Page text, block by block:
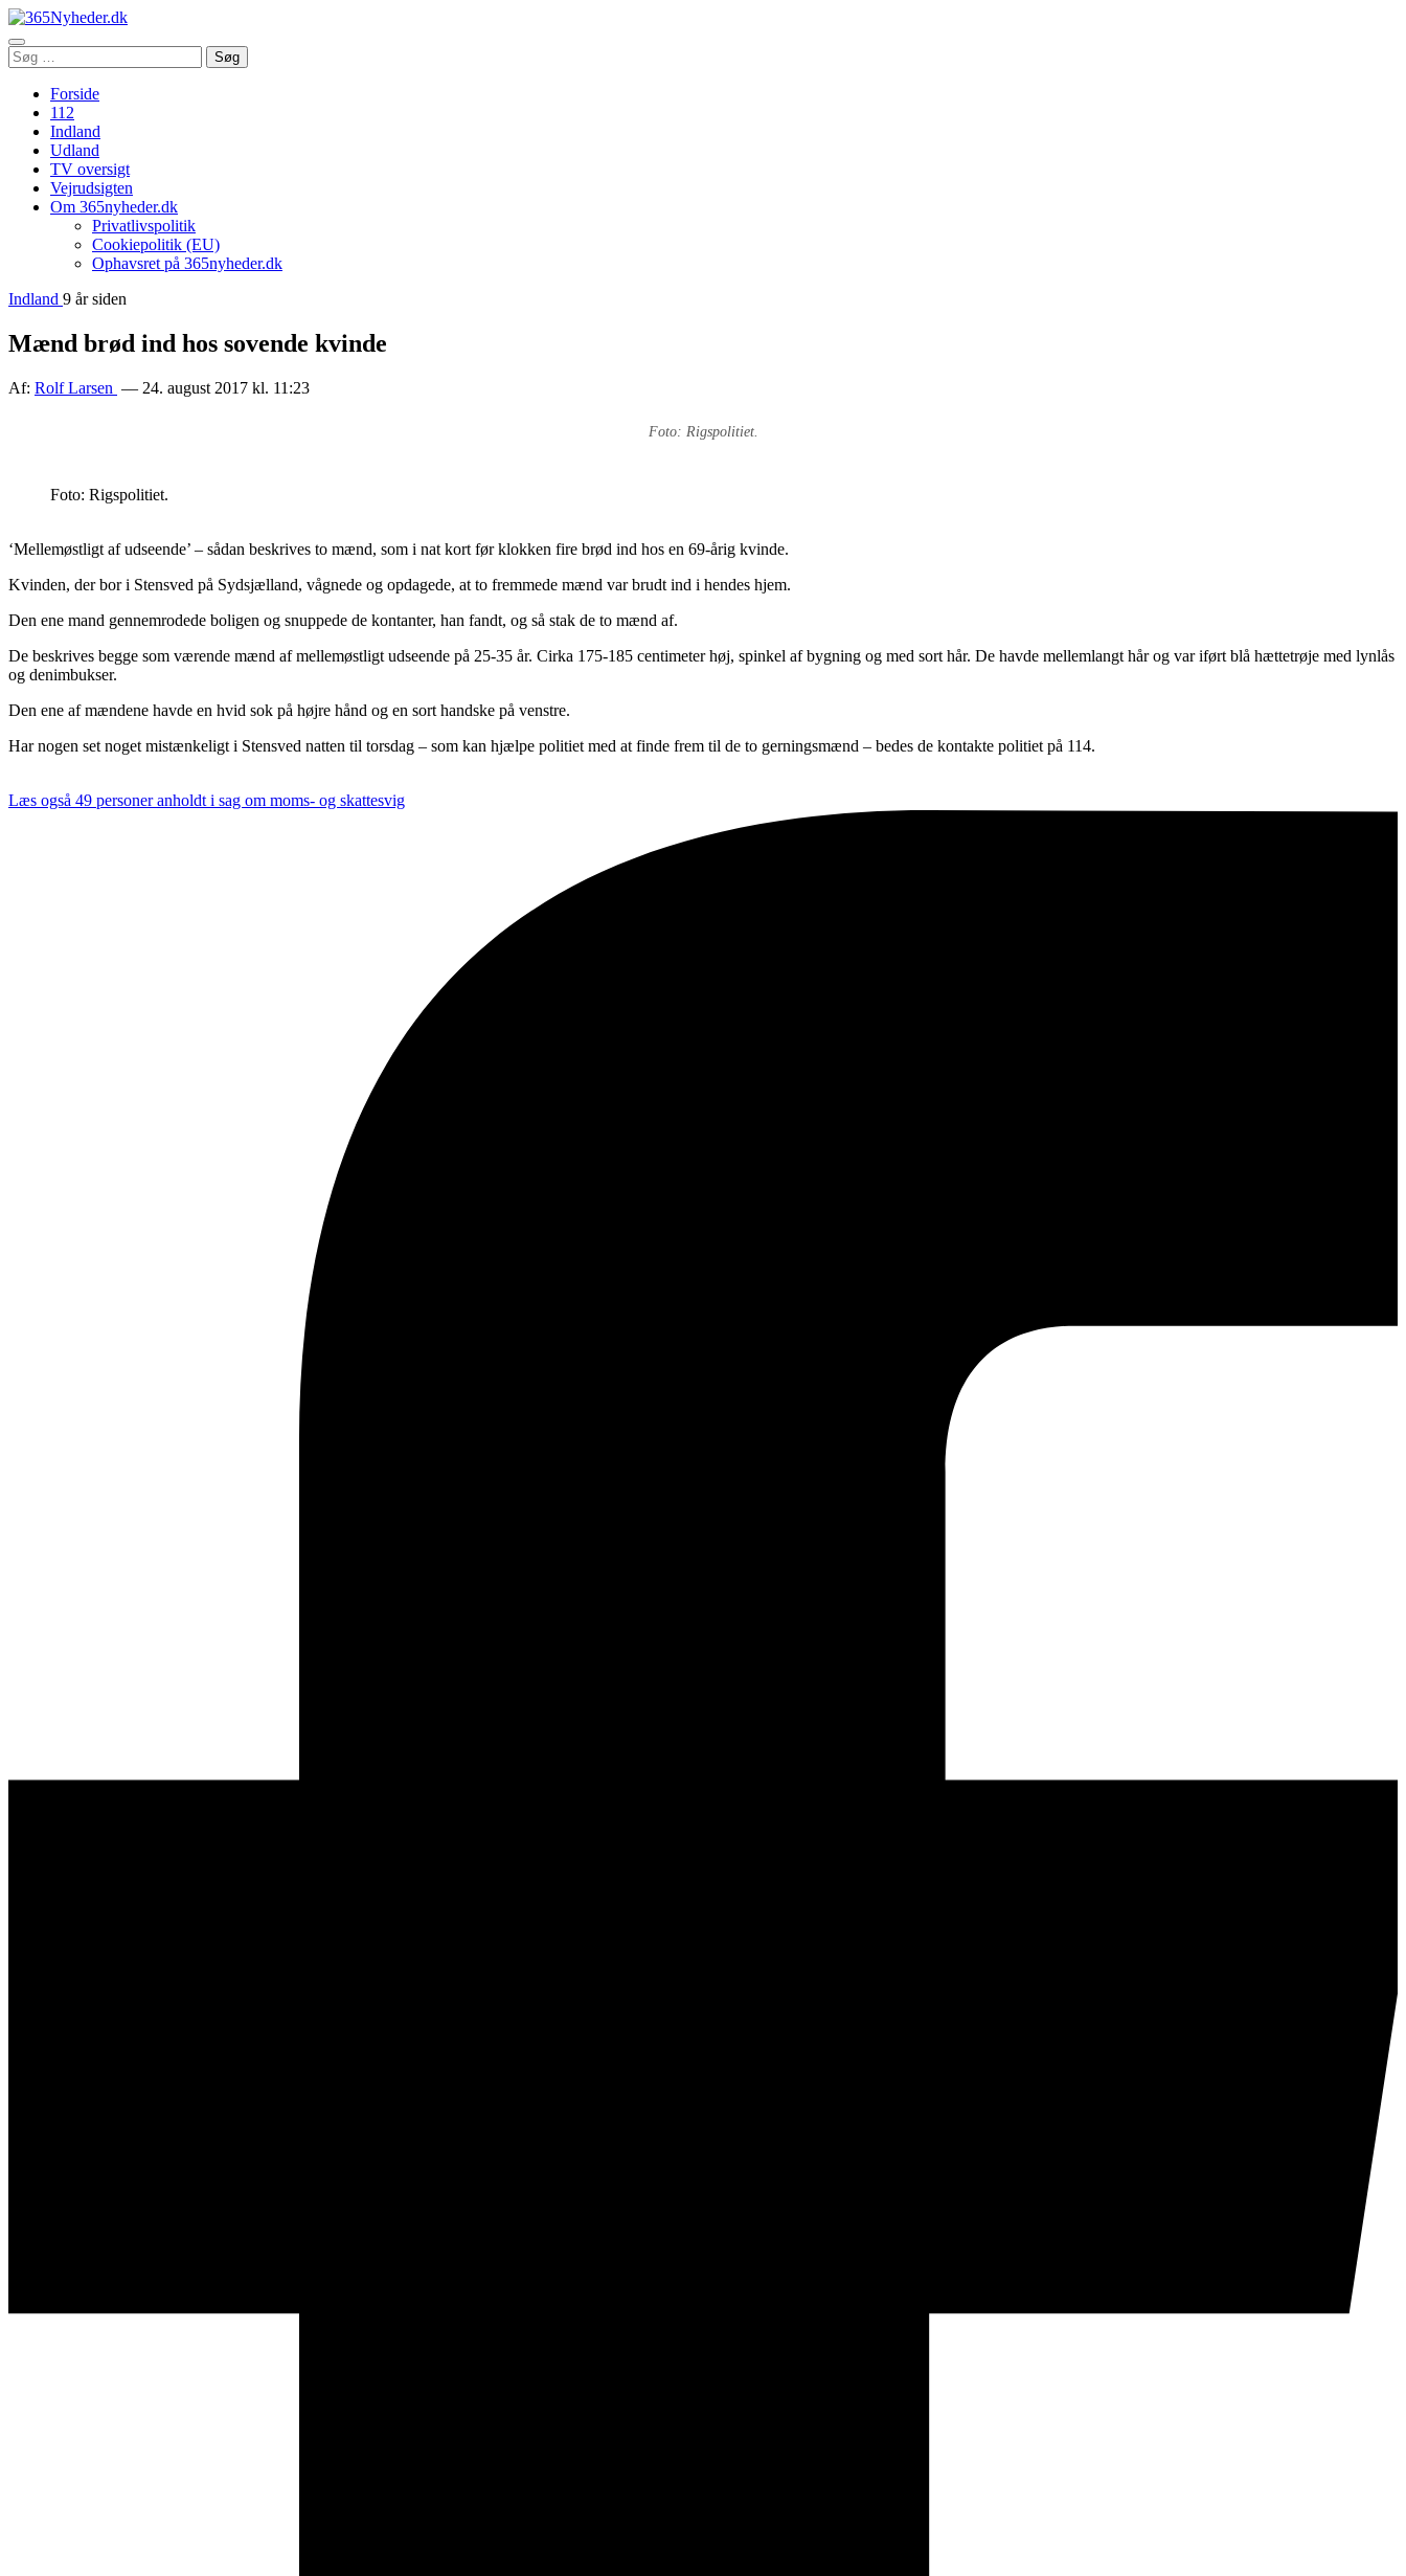
Åbn
menu
Søg
efter:
Søg
Forside
112
Indland
Udland
TV oversigt
Vejrudsigten
Om 365nyheder.dk
Privatlivspolitik
Cookiepolitik (EU)
Ophavsret på 365nyheder.dk
Indland 9 år siden
Mænd brød ind hos sovende kvinde
Af: Rolf Larsen — 24. august 2017 kl. 11:23
Foto: Rigspolitiet.
Foto: Rigspolitiet.
‘Mellemøstligt af udseende’ – sådan beskrives to mænd, som i nat kort før klokken fire brød ind hos en 69-årig kvinde.
Kvinden, der bor i Stensved på Sydsjælland, vågnede og opdagede, at to fremmede mænd var brudt ind i hendes hjem.
Den ene mand gennemrodede boligen og snuppede de kontanter, han fandt, og så stak de to mænd af.
De beskrives begge som værende mænd af mellemøstligt udseende på 25-35 år. Cirka 175-185 centimeter høj, spinkel af bygning og med sort hår. De havde mellemlangt hår og var iført blå hættetrøje med lynlås
og denimbukser.
Den ene af mændene havde en hvid sok på højre hånd og en sort handske på venstre.
Har nogen set noget mistænkeligt i Stensved natten til torsdag – som kan hjælpe politiet med at finde frem til de to gerningsmænd – bedes de kontakte politiet på 114.
Læs også 49 personer anholdt i sag om moms- og skattesvig